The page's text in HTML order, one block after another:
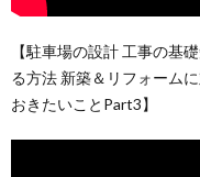
【駐車場の設計 工事の基
る方法 新築＆リフォーム
おきたいことPart3】